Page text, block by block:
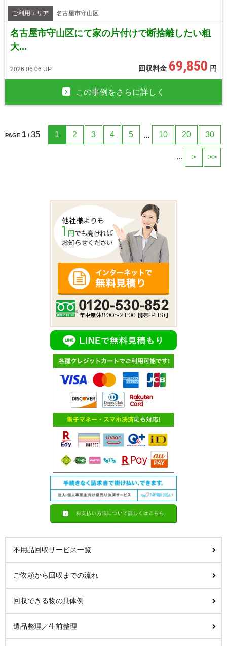
ご利用エリア 名古屋市守山区
名古屋市守山区にて家の片付けで断捨離したい粗
大...
2026.06.06 UP 回収料金 69,850 円
この事例をさらに詳しく
PAGE 1 / 35 1 2 3 4 5 ... 10 20 30
... > >>
不用品回収サービス一覧
ご依頼から回収までの流れ
回収できる物の具体例
遺品整理／生前整理